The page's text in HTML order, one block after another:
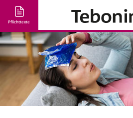
r
e
k
t
Pflichttexte